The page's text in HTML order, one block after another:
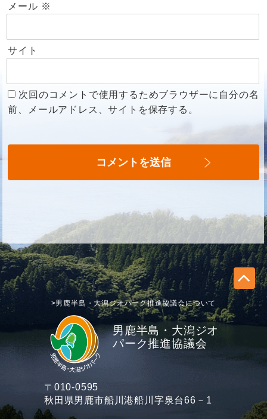
メール ※
サイト
次回のコメントで使用するためブラウザーに自分の名
前、メールアドレス、サイトを保存する。
男鹿半島・大潟ジオ
パーク推進協議会
〒010-0595
秋田県男鹿市船川港船川字泉台66－1
>男鹿半島・大潟ジオパーク推進協議会について